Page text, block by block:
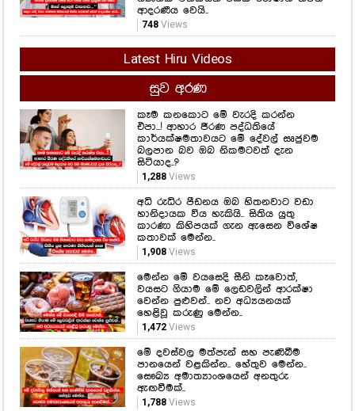
ආදරණීය වෙයි..
748Views
Latest Hiru Videos
සුව අරණ
කෑම කනකොට මේ වැරදි කරන්න
එපා...! ආහාර ජීරණ පද්ධතියේ
කාර්යක්ෂමතාවයට මේ දේවල් සෘජුවම
බලපාන බව ඔබ නිකමටවත් දැන
සිටියාද..?
1,288Views
අධි රුධිර පීඩනය ඔබ හිතනවාට වඩා
හානිදායක විය හැකියි.. සිතිය යුතු
කාරණා කිහිපයක් ගැන ඇසෙන විශේෂ
කතාවක් මෙන්න..
1,908Views
මෙන්න මේ වයසෙදි සීනි කෑවොත්,
වයසට ගියාම මේ ලෙඩවලින් ආරක්ෂා
වෙන්න පුළුවන්.. නව අධ්‍යයනයක්
හෙළිවූ කරුණු මෙන්න..
1,472Views
මේ දවස්වල මත්පැන් සහ පැණිබීම
පානයෙන් වළකින්න.. හේතුව මෙන්න..
සෞඛ්‍ය අමාත්‍යාංශයෙන් අනතුරු
ඇඟවීමක්..
1,788Views